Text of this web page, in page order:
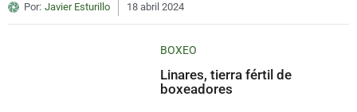
Por: Javier Esturillo 18 abril 2024
BOXEO
Linares, tierra fértil de
boxeadores